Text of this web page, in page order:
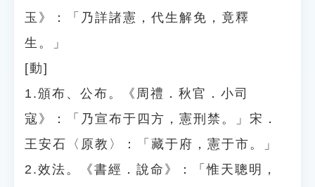
玉》：「乃詳諸憲，代生解免，竟釋
生。」
[動]
1.頒布、公布。《周禮．秋官．小司
寇》：「乃宣布于四方，憲刑禁。」宋．
王安石〈原教〉：「藏于府，憲于市。」
2.效法。《書經．說命》：「惟天聰明，